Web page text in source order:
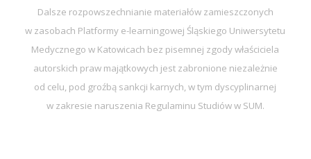
Dalsze rozpowszechnianie materiałów zamieszczonych
w zasobach Platformy e-learningowej Śląskiego Uniwersytetu
Medycznego w Katowicach bez pisemnej zgody właściciela
autorskich praw majątkowych jest zabronione niezależnie
od celu, pod groźbą sankcji karnych, w tym dyscyplinarnej
w zakresie naruszenia Regulaminu Studiów w SUM.